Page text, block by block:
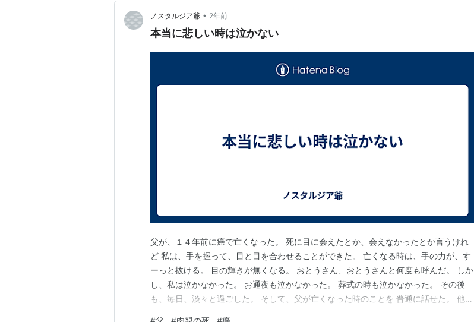
ノスタルジア爺 • 2年前
本当に悲しい時は泣かない
父が、１４年前に癌で亡くなった。 死に目に会えたとか、会えなかったとか言うけれ
ど 私は、手を握って、目と目を合わせることができた。 亡くなる時は、手の力が、す
ーっと抜ける。 目の輝きが無くなる。 おとうさん、おとうさんと何度も呼んだ。 しか
し、私は泣かなかった。 お通夜も泣かなかった。 葬式の時も泣かなかった。 その後
も、毎日、淡々と過ごした。 そして、父が亡くなった時のことを 普通に話せた。 他の